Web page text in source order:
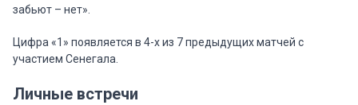
забьют – нет».
Цифра «1» появляется в 4-х из 7 предыдущих матчей с
участием Сенегала.
Личные встречи